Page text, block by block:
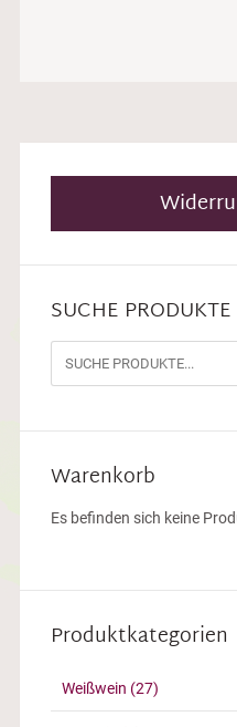
SUCHE PRODUKTE
Warenkorb
Es befinden sich keine
Produktkategorien
Weißwein (27)